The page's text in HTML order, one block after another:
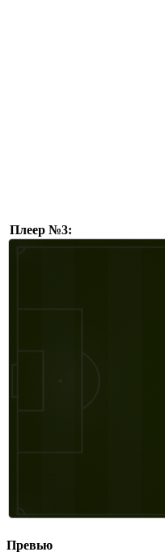
Плеер №3:
Превью